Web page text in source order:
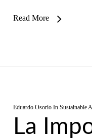
Read More
Eduardo Osorio In Sustainable
La